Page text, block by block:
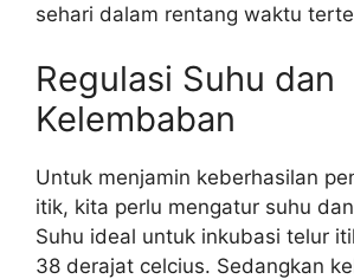
sehari dalam rentang waktu
Regulasi Suhu dan
Kelembaban
Untuk menjamin keberhasilan
itik, kita perlu mengatur suhu
Suhu ideal untuk inkubasi telur
38 derajat celcius. Sedangkan